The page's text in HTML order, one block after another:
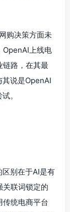
购决策方面未
OpenAI上线电
链路，在其最
说是OpenAI
。
别在于AI是有
关联词锁定的
传统电商平台